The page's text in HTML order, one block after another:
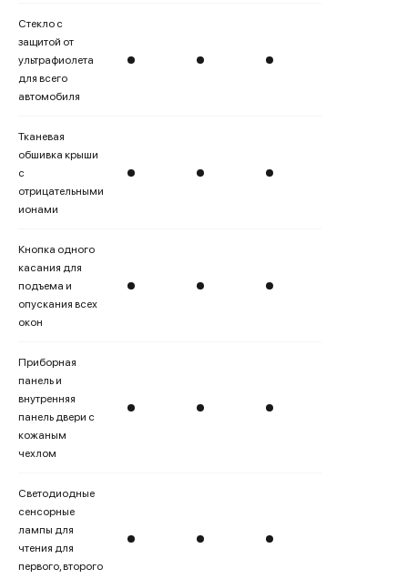
Стекло с
защитой от
ультрафиолета
для всего
автомобиля
Тканевая
обшивка крыши
с
отрицательными
ионами
Кнопка одного
касания для
подъема и
опускания всех
окон
Приборная
панель и
внутренняя
панель двери с
кожаным
чехлом
Светодиодные
сенсорные
лампы для
чтения для
первого, второго